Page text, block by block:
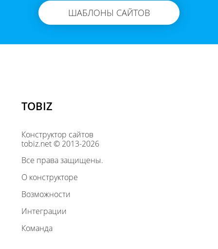
ШАБЛОНЫ САЙТОВ
TOBIZ
Конструктор сайтов
tobiz.net © 2013-2026
Все права защищены.
О конструкторе
Возможности
Интеграции
Команда